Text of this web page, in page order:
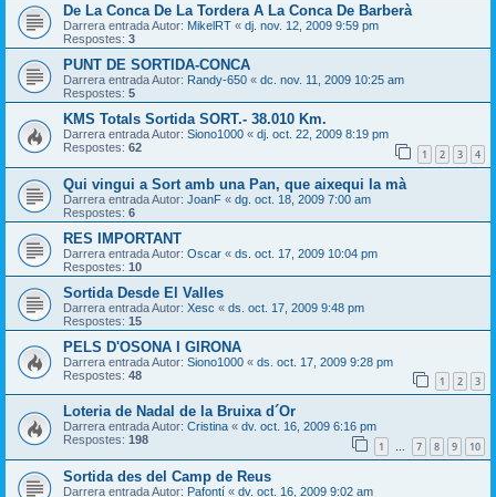
De La Conca De La Tordera A La Conca De Barberà
Darrera entrada Autor: MikelRT « dj. nov. 12, 2009 9:59 pm
Respostes: 3
PUNT DE SORTIDA-CONCA
Darrera entrada Autor: Randy-650 « dc. nov. 11, 2009 10:25 am
Respostes: 5
KMS Totals Sortida SORT.- 38.010 Km.
Darrera entrada Autor: Siono1000 « dj. oct. 22, 2009 8:19 pm
Respostes: 62 1 2 3 4
Qui vingui a Sort amb una Pan, que aixequi la mà
Darrera entrada Autor: JoanF « dg. oct. 18, 2009 7:00 am
Respostes: 6
RES IMPORTANT
Darrera entrada Autor: Oscar « ds. oct. 17, 2009 10:04 pm
Respostes: 10
Sortida Desde El Valles
Darrera entrada Autor: Xesc « ds. oct. 17, 2009 9:48 pm
Respostes: 15
PELS D'OSONA I GIRONA
Darrera entrada Autor: Siono1000 « ds. oct. 17, 2009 9:28 pm
Respostes: 48 1 2 3
Loteria de Nadal de la Bruixa d´Or
Darrera entrada Autor: Cristina « dv. oct. 16, 2009 6:16 pm
Respostes: 198 1 … 7 8 9 10
Sortida des del Camp de Reus
Darrera entrada Autor: Pafontí « dv. oct. 16, 2009 9:02 am